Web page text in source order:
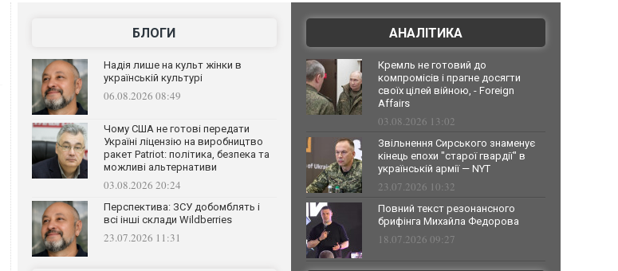
БЛОГИ
Надія лише на культ жінки в
українській культурі
06.08.2026 08:49
Чому США не готові передати
Україні ліцензію на виробництво
ракет Patriot: політика, безпека та
можливі альтернативи
03.08.2026 20:24
Перспектива: ЗСУ добомблять і
всі інші склади Wildberries
23.07.2026 11:31
АНАЛІТИКА
Кремль не готовий до
компромісів і прагне досягти
своїх цілей війною, - Foreign
Affairs
03.08.2026 13:02
Звільнення Сирського знаменує
кінець епохи "старої гвардії" в
українській армії — NYT
23.07.2026 10:32
Повний текст резонансного
брифінга Михайла Федорова
18.07.2026 09:27